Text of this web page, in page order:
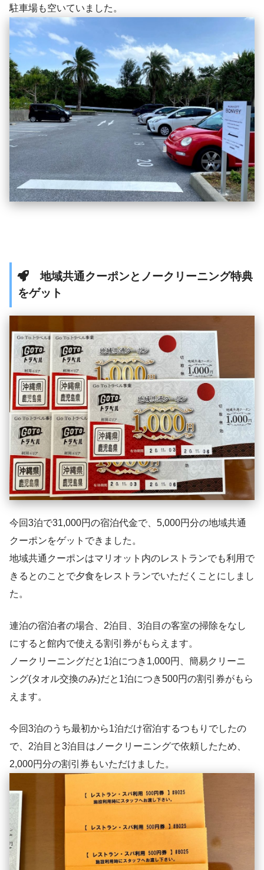
駐車場も空いていました。
地域共通クーポンとノークリーニング特典
をゲット
今回3泊で31,000円の宿泊代金で、5,000円分の地域共通
クーポンをゲットできました。
地域共通クーポンはマリオット内のレストランでも利用で
きるとのことで夕食をレストランでいただくことにしまし
た。
連泊の宿泊者の場合、2泊目、3泊目の客室の掃除をなし
にすると館内で使える割引券がもらえます。
ノークリーニングだと1泊につき1,000円、簡易クリーニ
ング(タオル交換のみ)だと1泊につき500円の割引券がもら
えます。
今回3泊のうち最初から1泊だけ宿泊するつもりでしたの
で、2泊目と3泊目はノークリーニングで依頼したため、
2,000円分の割引券もいただけました。